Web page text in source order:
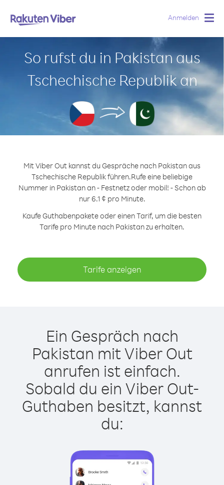
Anmelden
So rufst du in Pakistan aus
Tschechische Republik an
Mit Viber Out kannst du Gespräche nach Pakistan aus
Tschechische Republik führen.Rufe eine beliebige
Nummer in Pakistan an - Festnetz oder mobil! - Schon ab
nur 6.1 ¢ pro Minute.
Kaufe Guthabenpakete oder einen Tarif, um die besten
Tarife pro Minute nach Pakistan zu erhalten.
Tarife anzeigen
Ein Gespräch nach
Pakistan mit Viber Out
anrufen ist einfach.
Sobald du ein Viber Out-
Guthaben besitzt, kannst
du: